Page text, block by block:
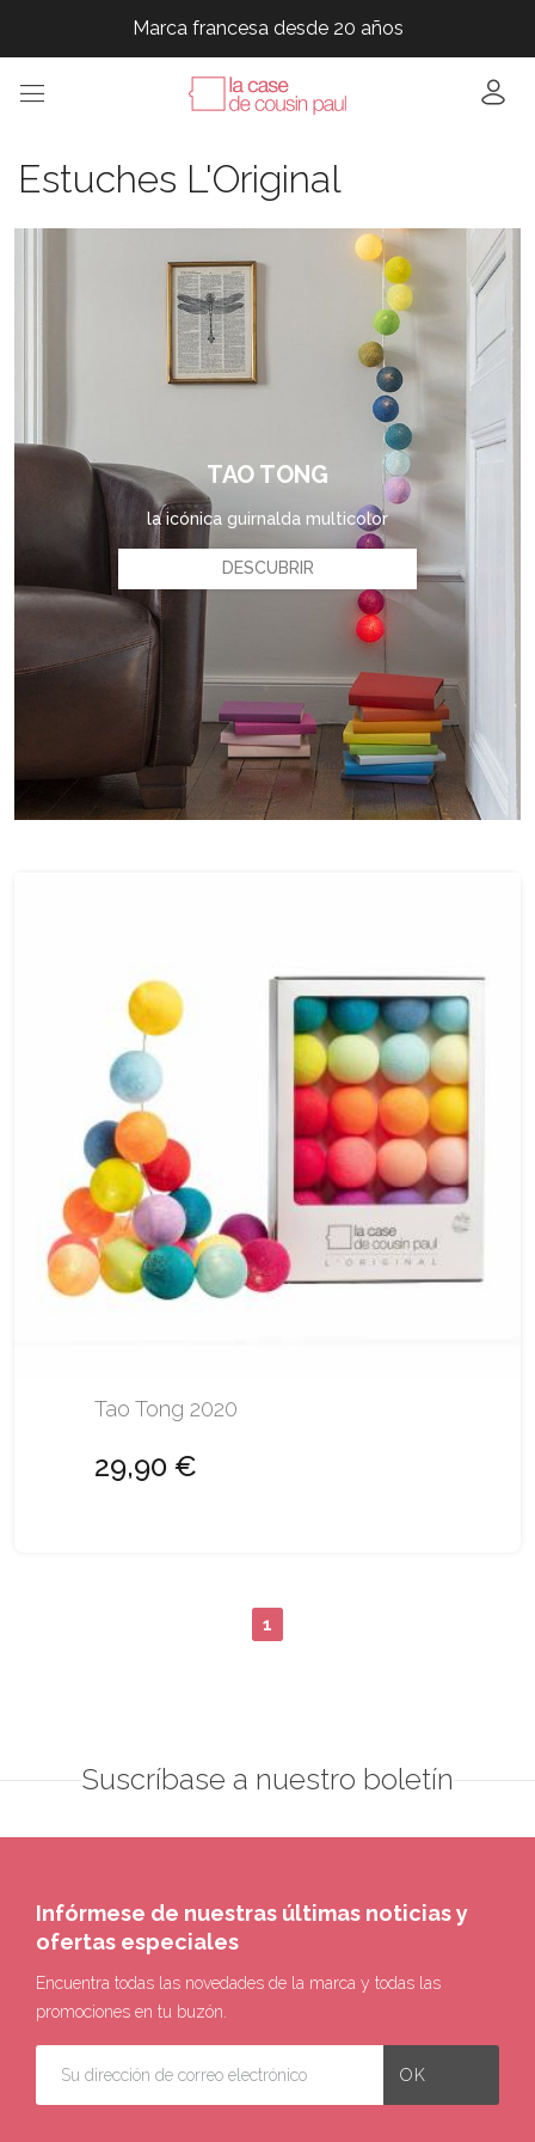
Marca francesa desde 20 años
Marca francesa desde 20 años
Marca francesa desde 20 años
Estuches L'Original
TAO TONG
la icónica guirnalda multicolor
DESCUBRIR
Tao Tong 2020
29,90 €
1
Suscríbase a nuestro boletín
Infórmese de nuestras últimas noticias y
ofertas especiales
Encuentra todas las novedades de la marca y todas las
promociones en tu buzón.